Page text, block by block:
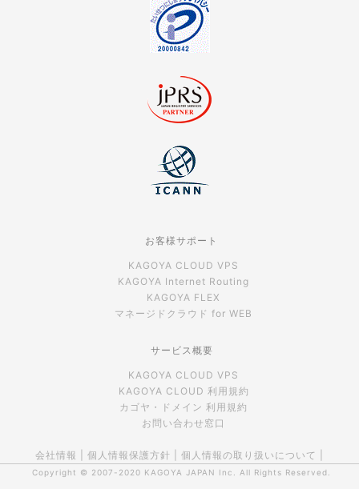
お客様サポート
KAGOYA CLOUD VPS
KAGOYA Internet Routing
KAGOYA FLEX
マネージドクラウド for WEB
サービス概要
KAGOYA CLOUD VPS
KAGOYA CLOUD 利用規約
カゴヤ・ドメイン 利用規約
お問い合わせ窓口
会社情報 個人情報保護方針 個人情報の取り扱いについて
Copyright © 2007-2020 KAGOYA JAPAN Inc. All Rights Reserved.